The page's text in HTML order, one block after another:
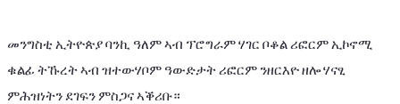
መንግስቲኢትዮጵያባንኪ ዓለምኣብ ፕሮግራምሃገር ቦቆልሪፎርምኢኮኖሚ
ቁልፊ ትኹረትኣብ ዝተውሃቦም ዓውድታትሪፎርም ንዘርእዮዘሎሃናፂ
ምሕዝነትን ደገፍን ምስጋናኣቕሪቡ።